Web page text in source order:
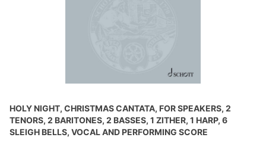
HOLY NIGHT, CHRISTMAS CANTATA, FOR SPEAKERS, 2
TENORS, 2 BARITONES, 2 BASSES, 1 ZITHER, 1 HARP, 6
SLEIGH BELLS, VOCAL AND PERFORMING SCORE